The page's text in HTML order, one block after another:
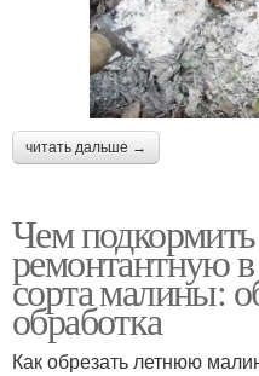
читать дальше →
Чем
ремонтантную в
сорта малины:
обработка
Как обрезать летнюю